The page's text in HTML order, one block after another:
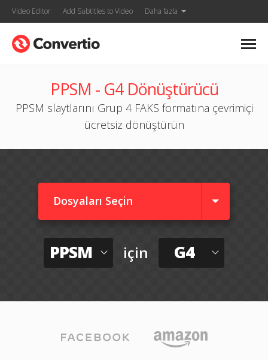
Video Editor Add Subtitles to Video Daha fazla
PPSM - G4 Dönüştürücü
PPSM slaytlarını Grup 4 FAKS formatına çevrimiçi
ücretsiz dönüştürün
Dosyaları Seçin
PPSM için G4